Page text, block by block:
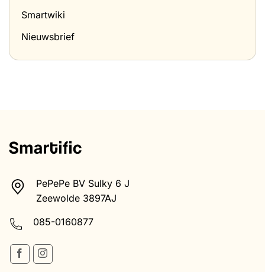
Smartwiki
Nieuwsbrief
PePePe BV Sulky 6 J
Zeewolde 3897AJ
085-0160877